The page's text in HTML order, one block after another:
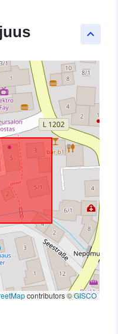
keyboard_arrow_up
contributors ©GISCO